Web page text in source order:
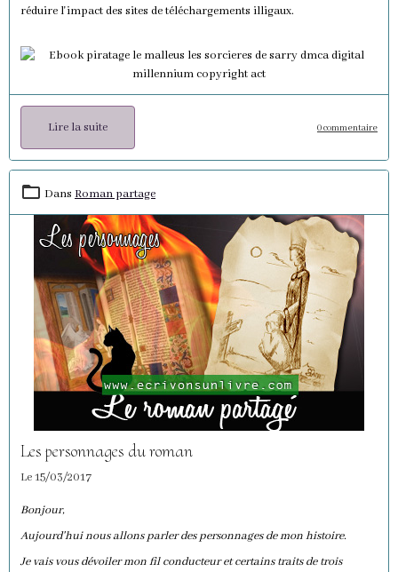
réduire l'impact des sites de téléchargements illigaux.
Lire la suite 0 commentaire
Dans Roman partage
Les personnages du roman
Le 15/03/2017
Bonjour,
Aujourd'hui nous allons parler des personnages de mon histoire.
Je vais vous dévoiler mon fil conducteur et certains traits de trois